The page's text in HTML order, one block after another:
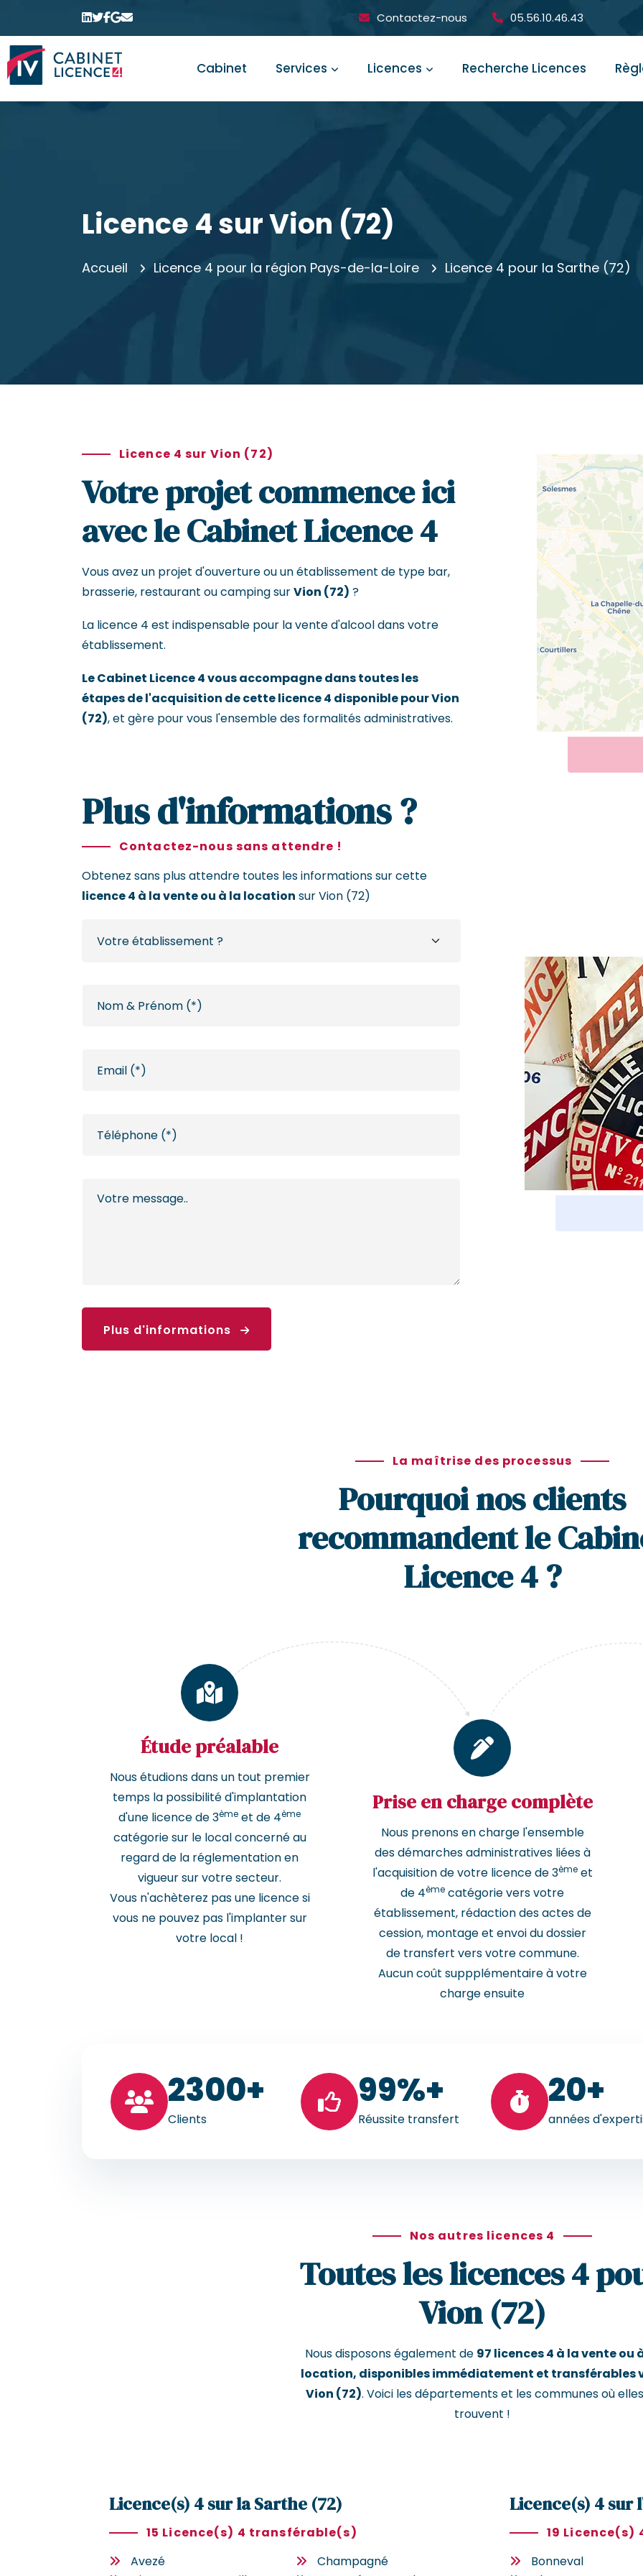
Contactez-nous 05.56.10.46.43
Cabinet Services Licences Recherche Licences
Licence 4 sur Vion (72)
Accueil Licence 4 pour la région Pays-de-la-Loire Licence 4 pour la Sarthe (72)
Licence 4 sur Vion (72)
Votre projet commence ici
avec le Cabinet Licence 4
Vous avez un projet d'ouverture ou un établissement de type bar,
brasserie, restaurant ou camping surVion (72) ?
La licence 4 est indispensable pour la vente d'alcool dans votre
établissement.
Le Cabinet Licence 4 vous accompagne dans toutes les
étapes de l'acquisition de cette licence 4 disponible pour Vion
(72), et gère pour vous l'ensemble des formalités administratives.
Plus d'informations ?
Contactez-nous sans attendre !
Obtenez sans plus attendre toutes les informations sur cette
licence 4 à la vente ou à la location sur Vion (72)
Plus d'informations
La maîtrise des processus
Pourquoi nos clients
recommandent le
Licence 4 ?
Étude préalable
Nous étudions dans un tout premier
temps la possibilité d'implantation
d'une licence de 3ème et de 4ème
catégorie sur le local concerné au
regard de la réglementation en
vigueur sur votre secteur.
Vous n'achèterez pas une licence si
vous ne pouvez pas l'implanter sur
votre local !
Prise en charge complète
Nous prenons en charge l'ensemble
des démarches administratives liées à
l'acquisition de votre licence de 3èmeet
de 4ème catégorie vers votre
établissement, rédaction des actes de
cession, montage et envoi du dossier
de transfert vers votre commune.
Aucun coût suppplémentaire à votre
charge ensuite
2300+
Clients
99%+
Réussite transfert
20+
années
Nos autres licences 4
Toutes les licences 4
Vion (72)
Nous disposons également de 97 licences 4 à la vente ou
location, disponibles immédiatement et transférables
Vion (72). Voici les départements et les communes où
trouvent !
Licence(s) 4 sur la Sarthe (72)
15 Licence(s) 4 transférable(s)
Avezé
Champagné
Licence(s) 4 sur
19
Bonneval